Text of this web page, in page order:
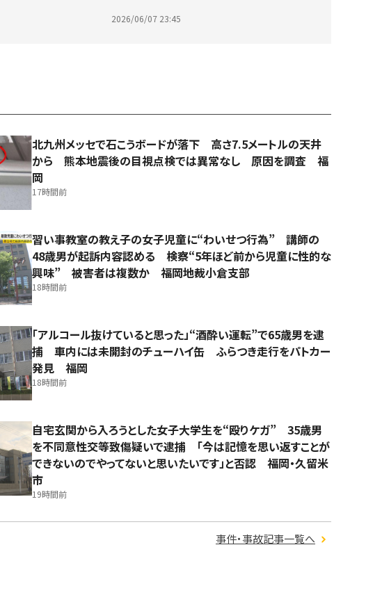
2026/06/07 23:45
北九州メッセで石こうボードが落下 高さ7.5メートルの天井
から 熊本地震後の目視点検では異常なし 原因を調査 福
岡
17時間前
習い事教室の教え子の女子児童に“わいせつ行為” 講師の
48歳男が起訴内容認める 検察“5年ほど前から児童に性的な
興味” 被害者は複数か 福岡地裁小倉支部
18時間前
「アルコール抜けていると思った」“酒酔い運転”で65歳男を逮
捕 車内には未開封のチューハイ缶 ふらつき走行をパトカー
発見 福岡
18時間前
自宅玄関から入ろうとした女子大学生を“殴りケガ” 35歳男
を不同意性交等致傷疑いで逮捕 「今は記憶を思い返すことが
できないのでやってないと思いたいです」と否認 福岡・久留米
市
19時間前
事件・事故記事一覧へ